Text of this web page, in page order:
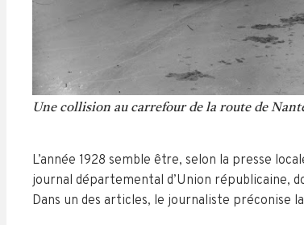
Une collision au carrefour de la route de
L’année 1928 semble être, selon la presse
journal départemental d’Union républicaine,
Dans un des articles, le journaliste préconise